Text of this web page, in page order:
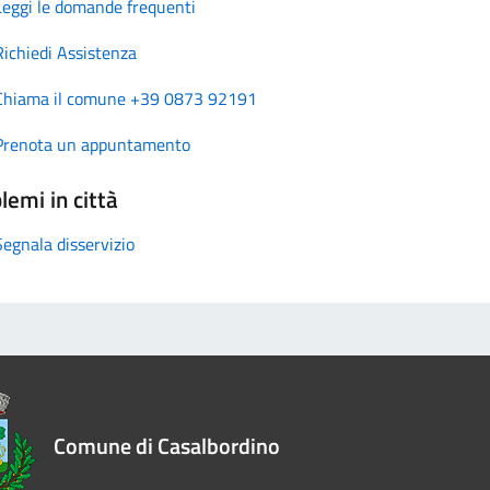
le domande frequenti
Assistenza
il comune +39 0873 92191
un appuntamento
in città
disservizio
Comune di Casalbordino